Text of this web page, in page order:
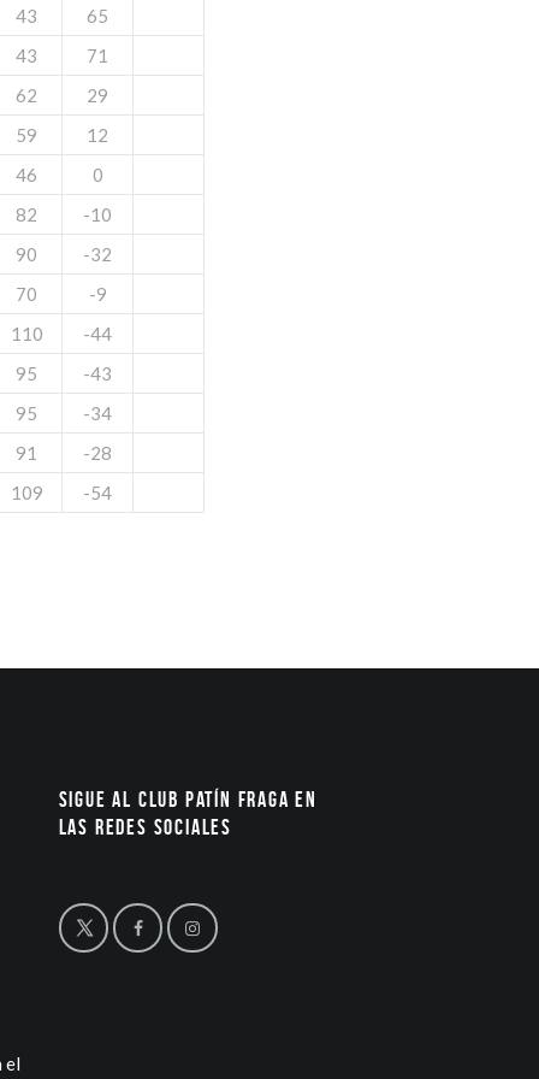
43
65
43
71
62
29
59
12
46
0
82
-10
90
-32
70
-9
110
-44
95
-43
95
-34
91
-28
109 -54
el
Sigue al Club Patín Fraga en
las redes sociales